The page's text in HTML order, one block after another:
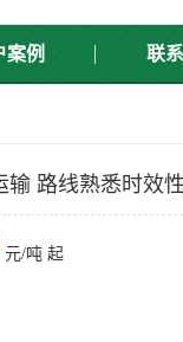
案例 联
输 路线熟悉时效
元/吨 起